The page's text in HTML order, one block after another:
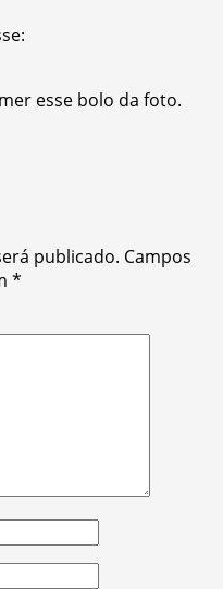
esse bolo da foto.
publicado. Campos
*